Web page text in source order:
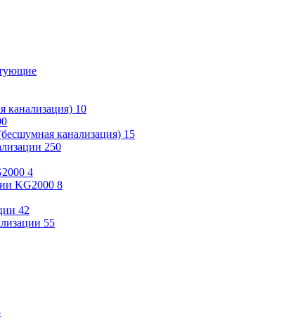
10
канализация) 15
250
4
KG2000 8
42
55